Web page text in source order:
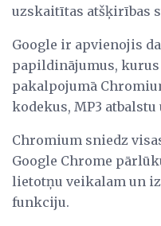
uzskaitītas atšķirības
Google ir apvienojis
papildinājumus,
pakalpojumā
kodekus, MP3
Chromium sniedz
Google Chrome
lietotņu veikalam un
funkciju.